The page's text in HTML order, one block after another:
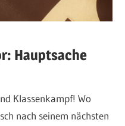
Hauptsache
Klassenkampf! Wo
nach seinem nächsten